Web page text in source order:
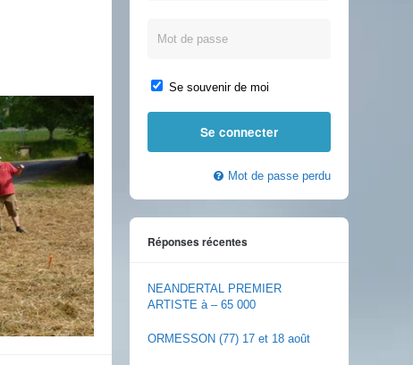
Se souvenir de moi
Mot de passe perdu
Réponses récentes
NEANDERTAL PREMIER
ARTISTE à – 65 000
ORMESSON (77) 17 et 18 août